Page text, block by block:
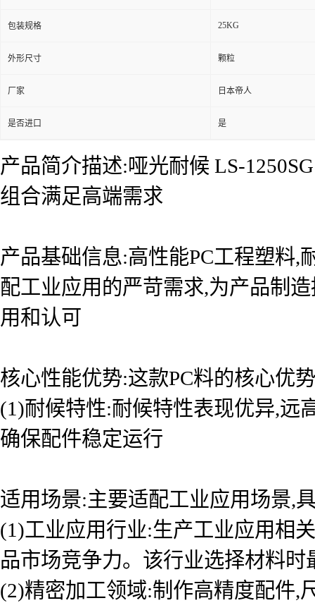
包装规格 25KG
外形尺寸 颗粒
厂家 日本帝人
是否进口 是
产品简介描述:哑光耐候 LS-
组合满足高端需求
产品基础信息:高性能PC工程塑料,
配工业应用的严苛需求,为产品制
用和认可
核心性能优势:这款PC料的核心优
(1)耐候特性:耐候特性表现优异,远
确保配件稳定运行
适用场景:主要适配工业应用场景,
(1)工业应用行业:生产工业应用相
品市场竞争力。该行业选择材料
(2)精密加工领域:制作高精度配件,